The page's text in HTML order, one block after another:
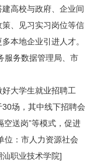
高校与政府、企业间
、见习实习岗位等信
本地企业引进人才。
服务数据管理局、市
大学生就业招聘工
场，其中线下招聘会
空送岗”等模式，促进
位：市人力资源社会
职业技术学院]